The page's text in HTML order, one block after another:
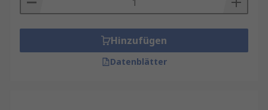
Hinzufügen
Datenblätter